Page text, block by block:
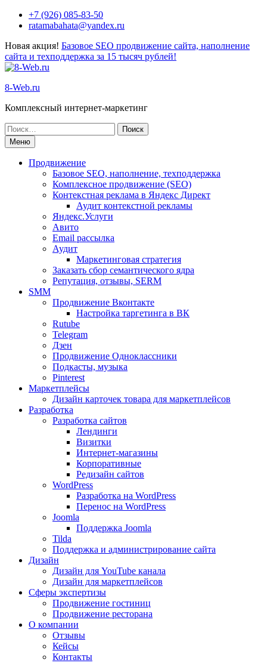
Перейти+7 (926) 085-83-50
ratamabahata@yandex.ru
Новая акция! Базовое SEO продвижение сайта, наполнение
сайта и техподдержка за 15 тысяч рублей!
8-Web.ru
Комплексный интернет-маркетинг
Поиск
по:Меню
Продвижение
Базовое SEO, наполнение, техподдержка
Комплексное продвижение (SEO)
Контекстная реклама в Яндекс Директ
Аудит контекстной рекламы
Яндекс.Услуги
Авито
Email рассылка
Аудит
Маркетинговая стратегия
Заказать сбор семантического ядра
Репутация, отзывы, SERM
SMM
Продвижение Вконтакте
Настройка таргетинга в ВК
Rutube
Telegram
Дзен
Продвижение Одноклассники
Подкасты, музыка
Pinterest
Маркетплейсы
Дизайн карточек товара для маркетплейсов
Разработка
Разработка сайтов
Лендинги
Визитки
Интернет-магазины
Корпоративные
Редизайн сайтов
WordPress
Разработка на WordPress
Перенос на WordPress
Joomla
Поддержка Joomla
Tilda
Поддержка и администрирование сайта
Дизайн
Дизайн для YouTube канала
Дизайн для маркетплейсов
Сферы экспертизы
Продвижение гостиниц
Продвижение ресторана
О компании
Отзывы
Кейсы
Контакты